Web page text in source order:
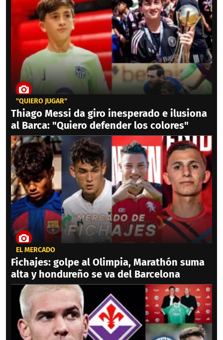
"QUIERO JUGAR"
Thiago Messi da giro inesperado e ilusiona
al Barca: "Quiero defender los colores"
EL MERCADO
Fichajes: golpe al Olimpia, Marathón suma
alta y hondureño se va del Barcelona